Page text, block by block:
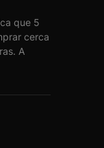
que 5
cerca
A